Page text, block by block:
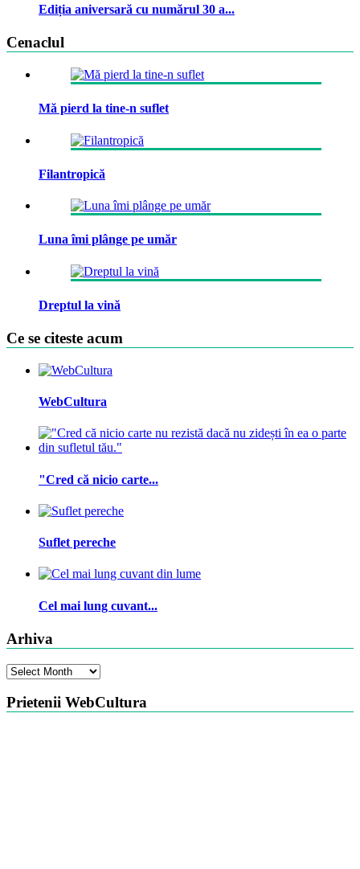
Ediția aniversară cu numărul 30 a...
Cenaclul
Mă pierd la tine-n suflet
Filantropică
Luna îmi plânge pe umăr
Dreptul la vină
Ce se citeste acum
WebCultura
"Cred că nicio carte...
Suflet pereche
Cel mai lung cuvant...
Arhiva
Arhiva
Prietenii WebCultura